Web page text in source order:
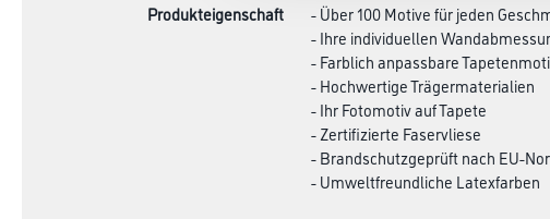
Produkteigenschaft
- Über 100 Motive für jeden
- Ihre individuellen
- Farblich anpassbare
- Hochwertige Trägermaterialien
- Ihr Fotomotiv auf Tapete
- Zertifizierte Faservliese
- Brandschutzgeprüft nach EU-
- Umweltfreundliche Latexfarben